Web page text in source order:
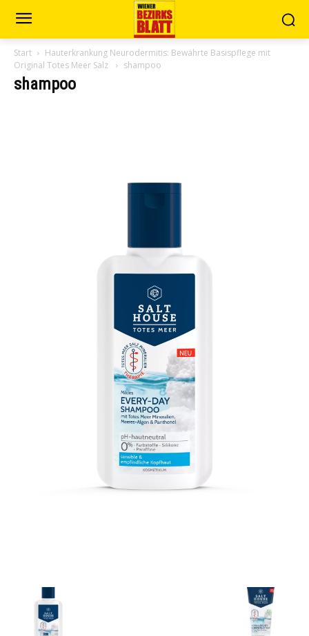
Start
Hauterkrankung Neurodermitis: Bewährte Basispflege mit
Original Totes Meer Salz
shampoo
shampoo